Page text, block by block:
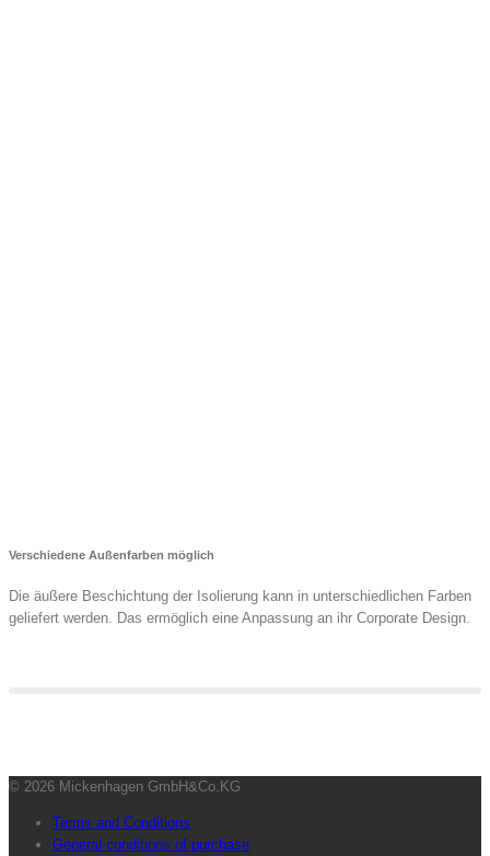
Verschiedene Außenfarben möglich
Die äußere Beschichtung der Isolierung kann in unterschiedlichen Farben
geliefert werden. Das ermöglich eine Anpassung an ihr Corporate Design.
© 2026 Mickenhagen GmbH&Co.KG
Terms and Conditions
General conditions of purchase